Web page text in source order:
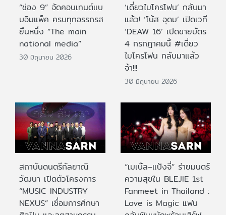
“ช่อง 9” จัดคอนเทนต์แบ
บอิมแพ็ค ครบทุกอรรถรส
ยืนหนึ่ง “The main
national media”
30 มิถุนายน 2026
‘เดี่ยวไมโครโฟน’ กลับมา
แล้ว! ‘โน้ส อุดม’ เปิดเวที
‘DEAW 16’ เปิดขายบัตร
4 กรกฎาคมนี้ #เดี่ยว
ไมโครโฟน กลับมาแล้ว
จ้า!!!
30 มิถุนายน 2026
สถาบันดนตรีกัลยาณิ
วัฒนา เปิดตัวโครงการ
“MUSIC INDUSTRY
NEXUS” เชื่อมการศึกษา
“เมเบิ้ล–แป้งจี่” ร่ายมนตร์
ความสุขใน BLEJIE 1st
Fanmeet in Thailand :
Love is Magic แฟน